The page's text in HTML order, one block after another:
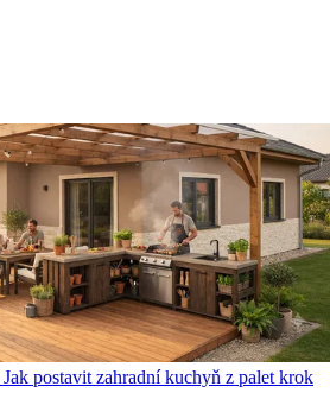
postavit zahradní kuchyň z palet krok